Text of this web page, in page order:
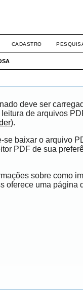
CADASTRO
deve ser
de arquivos
).
se baixar o arquivo
PDF de sua
sobre como
oferece uma página